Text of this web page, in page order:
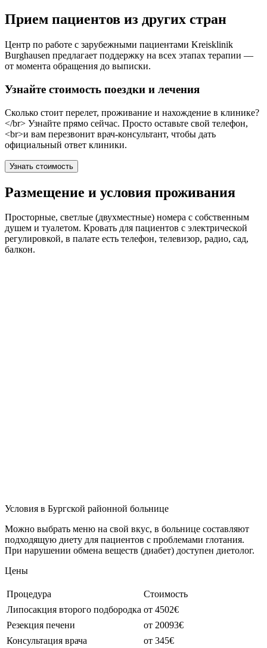
Прием пациентов из других стран
Центр по работе с зарубежными пациентами Kreisklinik
Burghausen предлагает поддержку на всех этапах терапии —
от момента обращения до выписки.
Узнайте стоимость поездки и лечения
Сколько стоит перелет, проживание и нахождение в клинике?
</br> Узнайте прямо сейчас. Просто оставьте свой телефон,
<br>и вам перезвонит врач-консультант, чтобы дать
официальный ответ клиники.
Узнать стоимость
Размещение и условия проживания
Просторные, светлые (двухместные) номера с собственным
душем и туалетом. Кровать для пациентов с электрической
регулировкой, в палате есть телефон, телевизор, радио, сад,
балкон.
Условия в Бургской районной больнице
Можно выбрать меню на свой вкус, в больнице составляют
подходящую диету для пациентов с проблемами глотания.
При нарушении обмена веществ (диабет) доступен диетолог.
Цены
Процедура
Стоимость
Липосакция второго подбородка от 4502€
Резекция печени
от 20093€
Консультация врача
от 345€